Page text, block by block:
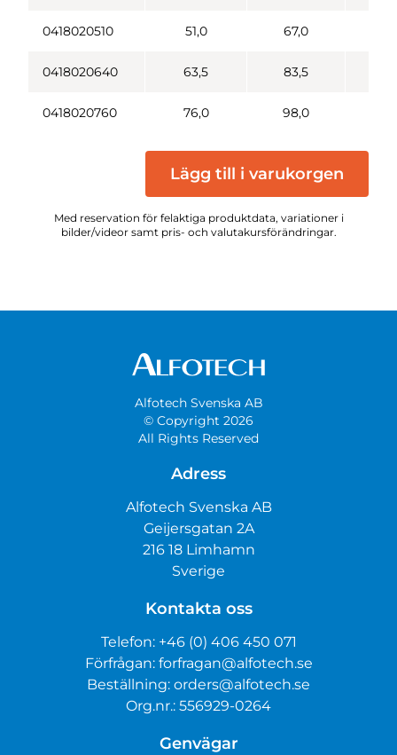
0418020510 51,0 67,0
0418020640 63,5 83,5
0418020760 76,0 98,0
Lägg till i varukorgen
Med reservation för felaktiga produktdata, variationer i
bilder/videor samt pris- och valutakursförändringar.
Alfotech Svenska AB
© Copyright 2026
All Rights Reserved
Adress
Alfotech Svenska AB
Geijersgatan 2A
216 18 Limhamn
Sverige
Kontakta oss
Telefon: +46 (0) 406 450 071
Förfrågan: forfragan@alfotech.se
Beställning: orders@alfotech.se
Org.nr.: 556929-0264
Genvägar